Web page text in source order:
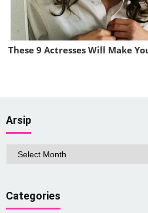
These 9 Actresses Will Make
Arsip
Arsip
Categories